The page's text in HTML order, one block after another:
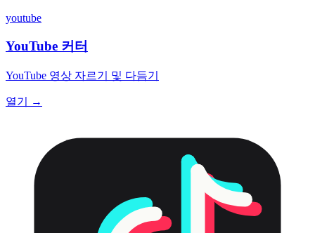
youtube
YouTube 커터
YouTube 영상 자르기 및 다듬기
열기 →